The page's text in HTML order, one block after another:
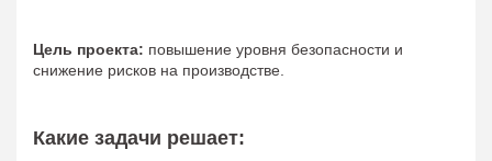
Цель проекта: повышение уровня безопасности и
снижение рисков на производстве.
Какие задачи решает: